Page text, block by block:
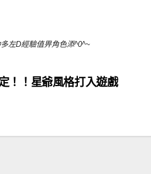
左D經驗值畀角色添^0^~
！！星爺風格打入遊戲